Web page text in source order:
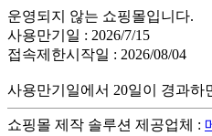
운영되지 않는 쇼핑몰입니다.
사용만기일 : 2026/7/15
접속제한시작일 : 2026/08/04
사용만기일에서 20일이 경과하
쇼핑몰 제작 솔루션 제공업체 :